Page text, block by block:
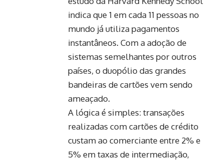
indica que 1 em cada 11 pessoas no
mundo já utiliza pagamentos
instantâneos. Com a adoção de
sistemas semelhantes por outros
países, o duopólio das grandes
bandeiras de cartões vem sendo
ameaçado.
A lógica é simples: transações
realizadas com cartões de crédito
custam ao comerciante entre 2% e
5% em taxas de intermediação,